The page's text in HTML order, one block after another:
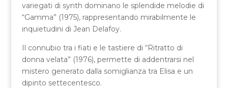
variegati di synth dominano le splendide melodie di
“Gamma” (1975), rappresentando mirabilmente le
inquietudini di Jean Delafoy.
Il connubio tra i fiati e le tastiere di “Ritratto di
donna velata” (1976), permette di addentrarsi nel
mistero generato dalla somiglianza tra Elisa e un
dipinto settecentesco.